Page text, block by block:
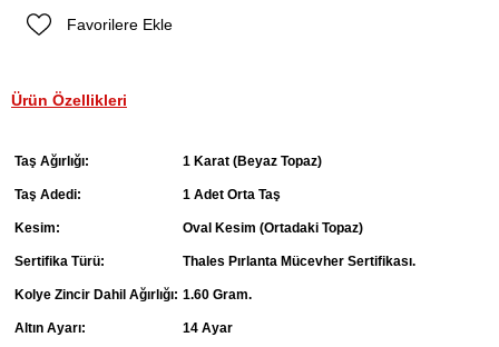
Favorilere Ekle
Ürün Özellikleri
Taş Ağırlığı: 1 Karat (Beyaz Topaz)
Taş Adedi: 1 Adet Orta Taş
Kesim: Oval Kesim (Ortadaki Topaz)
Sertifika Türü: Thales Pırlanta Mücevher Sertifikası.
Kolye Zincir Dahil Ağırlığı: 1.60 Gram.
Altın Ayarı: 14 Ayar